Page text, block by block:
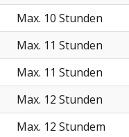
Max. 10 Stunden
Max. 11 Stunden
Max. 11 Stunden
Max. 12 Stunden
Max. 12 Stundem